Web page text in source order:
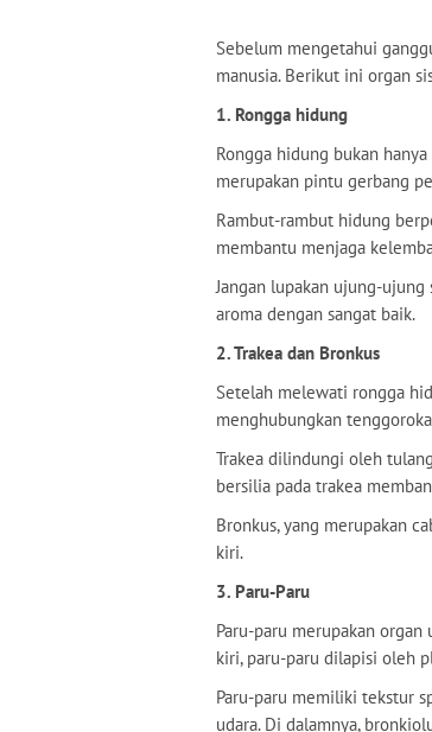
Sebelum mengetahui
manusia. Berikut ini organ
1. Rongga hidung
Rongga hidung bukan
merupakan pintu gerbang
Rambut-rambut hidung
membantu menjaga
Jangan lupakan ujung-
aroma dengan sangat baik.
2. Trakea dan Bronkus
Setelah melewati rongga
menghubungkan
Trakea dilindungi oleh
bersilia pada trakea
Bronkus, yang merupakan
kiri.
3. Paru-Paru
Paru-paru merupakan organ
kiri, paru-paru dilapisi oleh
Paru-paru memiliki tekstur
udara. Di dalamnya,